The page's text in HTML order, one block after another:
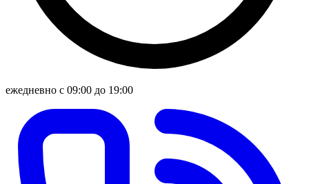
ежедневно с 09:00 до 19:00